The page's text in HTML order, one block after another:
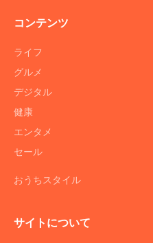
コンテンツ
ライフ
グルメ
デジタル
健康
エンタメ
セール
おうちスタイル
サイトについて